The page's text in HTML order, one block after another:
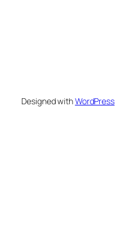
Designed withWordPress